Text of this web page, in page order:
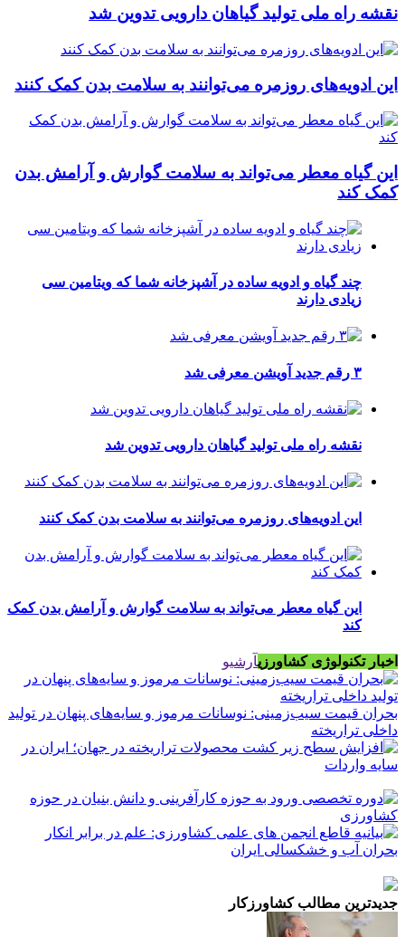
نقشه راه ملی تولید گیاهان دارویی تدوین شد
این ادویه‌های روزمره می‌توانند به سلامت بدن کمک کنند
این گیاه معطر می‌تواند به سلامت گوارش و آرامش بدن
کمک کند
چند گیاه و ادویه ساده در آشپزخانه شما که ویتامین سی
زیادی دارند
۳ رقم جدید آویشن معرفی شد
نقشه راه ملی تولید گیاهان دارویی تدوین شد
این ادویه‌های روزمره می‌توانند به سلامت بدن کمک کنند
این گیاه معطر می‌تواند به سلامت گوارش و آرامش بدن کمک
کند
اخبار تکنولوژی کشاورزیآرشیو
بحران قیمت سیب‌زمینی: نوسانات مرموز و سایه‌های پنهان در تولید
داخلی تراریخته
جدیدترین مطالب کشاورزکار